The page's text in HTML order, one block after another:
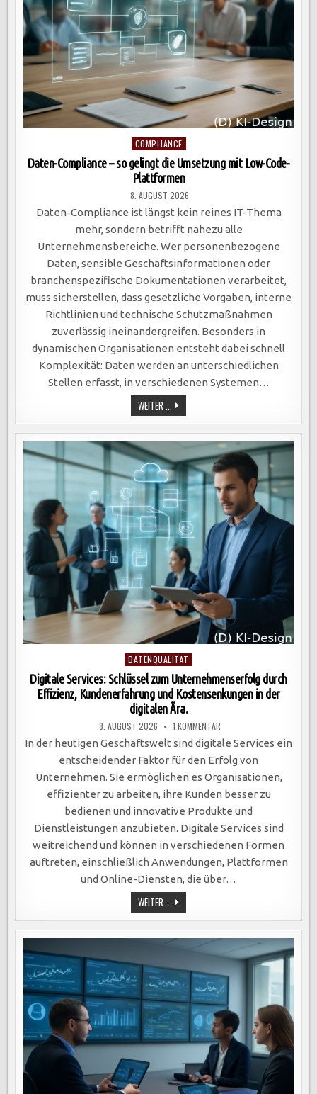
Posted
in
COMPLIANCE
Daten-Compliance – so gelingt die Umsetzung mit Low-Code-
Plattformen
8. AUGUST 2026
Daten-Compliance ist längst kein reines IT-Thema
mehr, sondern betrifft nahezu alle
Unternehmensbereiche. Wer personenbezogene
Daten, sensible Geschäftsinformationen oder
branchenspezifische Dokumentationen verarbeitet,
muss sicherstellen, dass gesetzliche Vorgaben, interne
Richtlinien und technische Schutzmaßnahmen
zuverlässig ineinandergreifen. Besonders in
dynamischen Organisationen entsteht dabei schnell
Komplexität: Daten werden an unterschiedlichen
Stellen erfasst, in verschiedenen Systemen…
WEITER ... DATEN-
COMPLIANCE
–
SO
GELINGT
UMSETZUNG
MIT
LOW-
CODE-
PLATTFORMEN
Posted
in
DATENQUALITÄT
Digitale Services: Schlüssel zum Unternehmenserfolg durch
Effizienz, Kundenerfahrung und Kostensenkungen in der
digitalen Ära.
8. AUGUST 2026 1 KOMMENTARZU
DIGITALE
SERVICES:
SCHLÜSSEL
ZUM
UNTERNEHMENSERFOLG
DURCH
EFFIZIENZ,
KUNDENERFAHRUNG
UND
KOSTENSENKUNGEN
IN
DER
DIGITALEN
ÄRA.
In der heutigen Geschäftswelt sind digitale Services ein
entscheidender Faktor für den Erfolg von
Unternehmen. Sie ermöglichen es Organisationen,
effizienter zu arbeiten, ihre Kunden besser zu
bedienen und innovative Produkte und
Dienstleistungen anzubieten. Digitale Services sind
weitreichend und können in verschiedenen Formen
auftreten, einschließlich Anwendungen, Plattformen
und Online-Diensten, die über…
WEITER ... DIGITALE
SERVICES:
SCHLÜSSEL
ZUM
UNTERNEHMENSERFOLG
KUNDENERFAHRUNG
UND
KOSTENSENKUNGEN
IN
DER
DIGITALEN
ÄRA.